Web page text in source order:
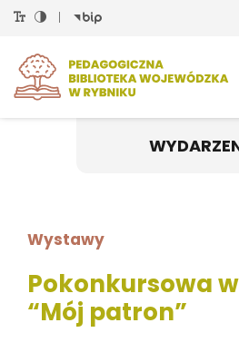
Wystawy
Pokonkursowa
“Mój patron”